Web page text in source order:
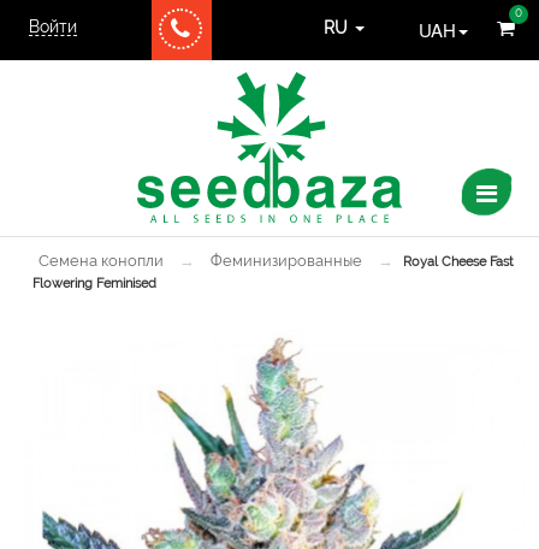
Войти
0
RU UAH
Семена конопли → Феминизированные →
Royal Cheese Fast
Flowering Feminised